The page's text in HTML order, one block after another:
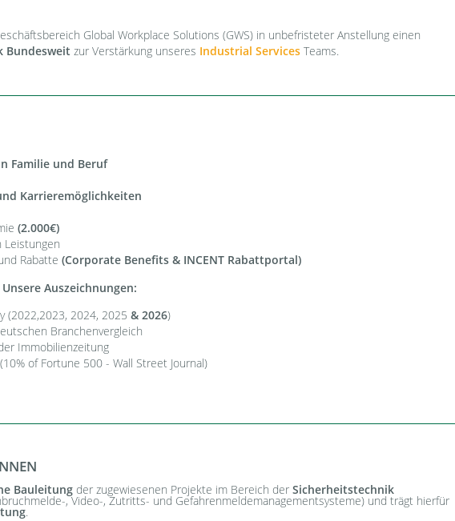
Global Workplace Solutions (GWS) in unbefristeter Anstellung einen
Bundesweit zur Verstärkung unseres Industrial Services Teams.
Familie und Beruf
Karrieremöglichkeiten
(2.000€)
Leistungen
Rabatte (Corporate Benefits & INCENT Rabattportal)
Auszeichnungen:
(2022,2023, 2024, 2025 & 2026)
Branchenvergleich
Immobilienzeitung
of Fortune 500 - Wall Street Journal)
Bauleitung der zugewiesenen Projekte im Bereich der Sicherheitstechnik
, Video-, Zutritts- und Gefahrenmeldemanagementsysteme) und trägt hierfür
.